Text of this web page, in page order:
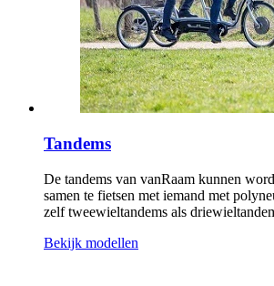
Tandems
De tandems van vanRaam kunnen
samen te fietsen met iemand met
zelf tweewieltandems als
Bekijk modellen